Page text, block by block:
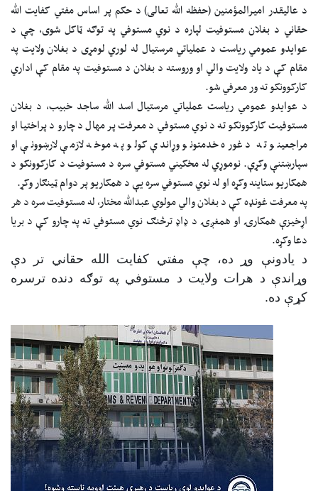
د عاليقدر امیرالمؤمنین (حفظه الله تعالی) د حکم پر اساس مفتي کفایت الله
حقاني د بغلان مستوفیت لپاره د نوي مستوفي په توګه ټاکل شوی، چې د
عوایدو عمومي ریاست د عملیاتي مرستیال له لوري لومړی د بغلان ولایت په
مقام کې د یاد ولایت والي او وروسته د بغلان د مستوفیت په مقام کې اداري
کارکوونکو ته ور معرفي شو.
د عوایدو عمومي ریاست عملیاتي مرستیال اسد الله ساجد خبیب، د بغلان
مستوفيت کارکوونکو ته د نوي مستوفي د معرفت پر مهال د چارو د پراختیا او
مراجعینو ته د غوره خدمتونو وړاندې کولو په موخه لازمې لارښوونې او
سپارښتنې وکړې. نوموړي له مخکیني مستوفي سره د مستوفیت د کارکوونکو د
همکاریو ستاینه وکړه او له نوي مستوفي سره یې د همکاریو پر دوام ټینګار وکړ.
په معرفت غونډه کې د بغلان والي مولوي عبدالله مختار، له مستوفیت سره د هر
اړخیزې همکارۍ او همغږۍ د ډاډ ترڅنګ نوي مستوفي ته په چارو کې د بریا
دعا وکړه.
د یادونې وړ ده، چې مفتي کفایت الله حقاني تر دې
وړاندې د هرات ولایت د مستوفي په توګه دنده ترسره
کړې ده.